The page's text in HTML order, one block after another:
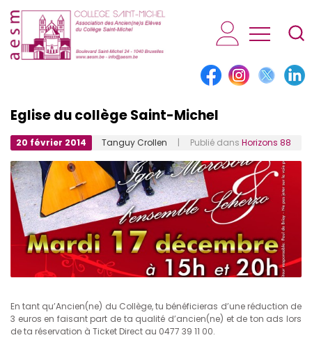
AESM...
Eglise du collège Saint-Michel
20 février 2014 Tanguy Crollen | Publié dans Horizons 88
En tant qu’Ancien(ne) du Collège, tu bénéficieras d’une réduction de
3 euros en faisant part de ta qualité d’ancien(ne) et de ton ads lors
de ta réservation à Ticket Direct au 0477 39 11 00.